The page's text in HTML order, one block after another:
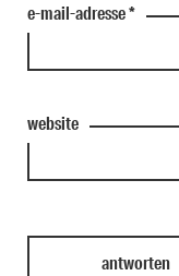
e-mail-adresse*
website